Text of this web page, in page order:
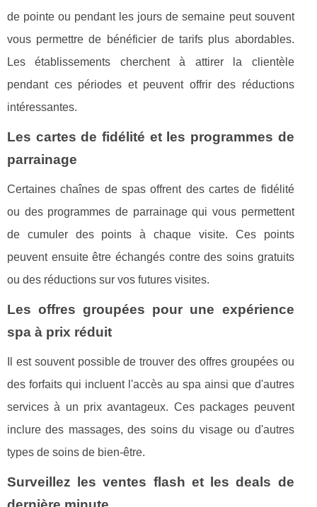
de pointe ou pendant les jours de semaine peut souvent
vous permettre de bénéficier de tarifs plus abordables.
Les établissements cherchent à attirer la clientèle
pendant ces périodes et peuvent offrir des réductions
intéressantes.
Les cartes de fidélité et les programmes de
parrainage
Certaines chaînes de spas offrent des cartes de fidélité
ou des programmes de parrainage qui vous permettent
de cumuler des points à chaque visite. Ces points
peuvent ensuite être échangés contre des soins gratuits
ou des réductions sur vos futures visites.
Les offres groupées pour une expérience
spa à prix réduit
Il est souvent possible de trouver des offres groupées ou
des forfaits qui incluent l'accès au spa ainsi que d'autres
services à un prix avantageux. Ces packages peuvent
inclure des massages, des soins du visage ou d'autres
types de soins de bien-être.
Surveillez les ventes flash et les deals de